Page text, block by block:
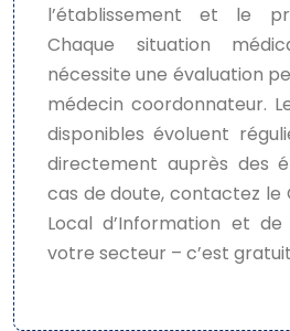
l’établissement et le
Chaque situation
nécessite une évaluation
médecin coordonnateur.
disponibles évoluent
directement auprès des
cas de doute, contactez le
Local d’Information et
votre secteur – c’est